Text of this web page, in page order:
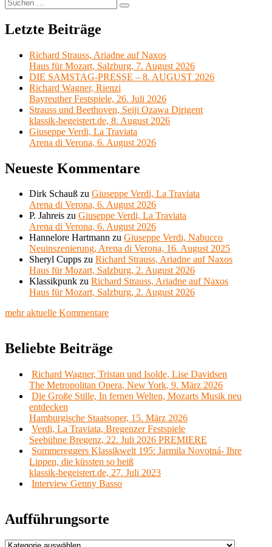
nach:
Suchen
Letzte Beiträge
Richard Strauss, Ariadne auf Naxos
Haus für Mozart, Salzburg, 7. August 2026
DIE SAMSTAG-PRESSE – 8. AUGUST 2026
Richard Wagner, Rienzi
Bayreuther Festspiele, 26. Juli 2026
Strauss und Beethoven, Seiji Ozawa Dirigent
klassik-begeistert.de, 8. August 2026
Giuseppe Verdi, La Traviata
Arena di Verona, 6. August 2026
Neueste Kommentare
Dirk Schauß zu Giuseppe Verdi, La Traviata
Arena di Verona, 6. August 2026
P. Jahreis zu Giuseppe Verdi, La Traviata
Arena di Verona, 6. August 2026
Hannelore Hartmann zu Giuseppe Verdi, Nabucco
Neuinszenierung, Arena di Verona, 16. August 2025
Sheryl Cupps zu Richard Strauss, Ariadne auf Naxos
Haus für Mozart, Salzburg, 2. August 2026
Klassikpunk zu Richard Strauss, Ariadne auf Naxos
Haus für Mozart, Salzburg, 2. August 2026
mehr aktuelle Kommentare
Beliebte Beiträge
Richard Wagner, Tristan und Isolde, Lise Davidsen
The Metropolitan Opera, New York, 9. März 2026
Die Große Stille, In fernen Welten, Mozarts Musik neu
entdecken
Hamburgische Staatsoper, 15. März 2026
Verdi, La Traviata, Bregenzer Festspiele
Seebühne Bregenz, 22. Juli 2026 PREMIERE
Sommereggers Klassikwelt 195: Jarmila Novotná- Ihre
Lippen, die küssten so heiß
klassik-begeistert.de, 27. Juli 2023
Interview Genny Basso
Aufführungsorte
Aufführungsorte